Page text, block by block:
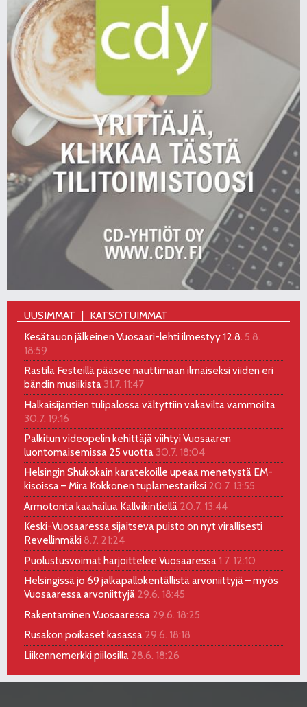
UUSIMMAT
KATSOTUIMMAT
Kesätauon jälkeinen Vuosaari-lehti ilmestyy 12.8. 5.8.
18:59
Rastila Festeillä pääsee nauttimaan ilmaiseksi viiden eri
bändin musiikista 31.7. 11:47
Halkaisijantien tulipalossa vältyttiin vakavilta vammoilta
30.7. 19:16
Palkitun videopelin kehittäjä viihtyi Vuosaaren
luontomaisemissa 25 vuotta 30.7. 18:04
Helsingin Shukokain karatekoille upeaa menetystä EM-
kisoissa – Mira Kokkonen tuplamestariksi 20.7. 13:55
Armotonta kaahailua Kallvikintiellä 20.7. 13:44
Keski-Vuosaaressa sijaitseva puisto on nyt virallisesti
Revellinmäki 8.7. 21:24
Puolustusvoimat harjoittelee Vuosaaressa 1.7. 12:10
Helsingissä jo 69 jalkapallokentällistä arvoniittyjä – myös
Vuosaaressa arvoniittyjä 29.6. 18:45
Rakentaminen Vuosaaressa 29.6. 18:25
Rusakon poikaset kasassa 29.6. 18:18
Liikennemerkki piilosilla 28.6. 18:26